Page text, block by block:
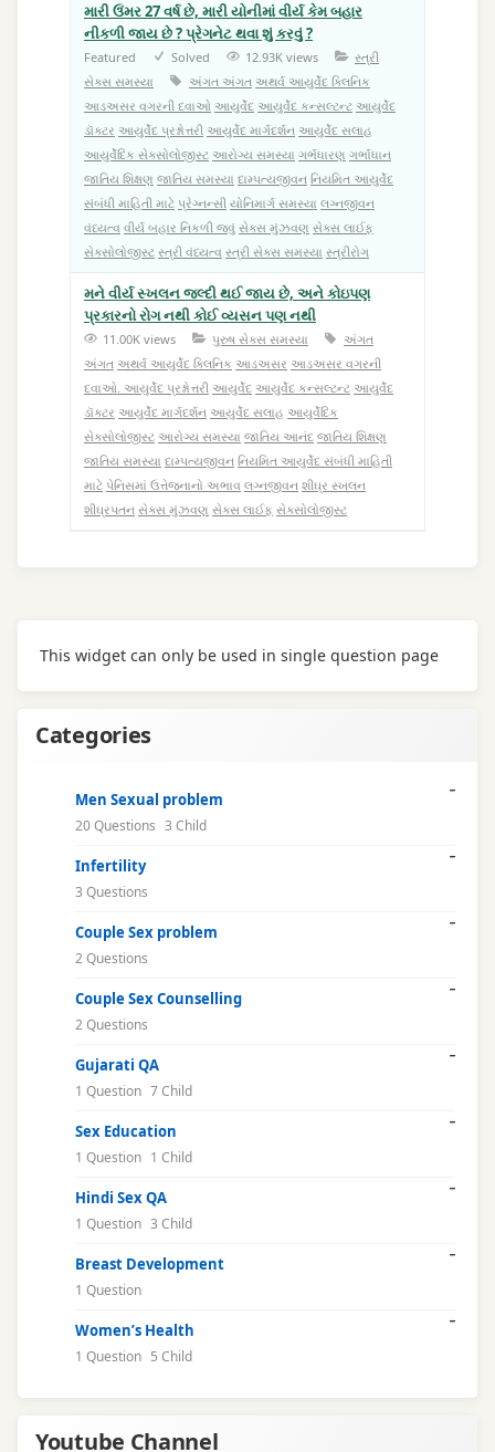
મારી ઉંમર 27 વર્ષ છે, મારી યોનીમાં વીર્ય કેમ બહાર
નીકળી જાય છે ? પ્રેગનેટ થવા શું કરવું ?
Featured Solved 12.93K views
સ્ત્રી
સેક્સ સમસ્યા
અંગત અંગત અથર્વ આયુર્વેદ ક્લિનિક
આડઅસર વગરની દવાઓ આયુર્વેદ આયુર્વેદ કન્સલ્ટન્ટ આયુર્વેદ
ડૉક્ટર આયુર્વેદ પ્રશ્નોત્તરી આયુર્વેદ માર્ગદર્શન આયુર્વેદ સલાહ
આયુર્વેદિક સેક્સોલોજીસ્ટ આરોગ્ય સમસ્યા ગર્ભધારણ ગર્ભાધાન
જાતિય શિક્ષણ જાતિય સમસ્યા દામ્પત્યજીવન નિયમિત આયુર્વેદ
સંબંધી માહિતી માટે પ્રેગ્નન્સી યોનિમાર્ગ સમસ્યા લગ્નજીવન
વંધ્યત્વ વીર્ય બહાર નિકળી જવું સેક્સ મુંઝવણ સેક્સ લાઈફ
સેક્સોલોજીસ્ટ સ્ત્રી વંધ્યત્વ સ્ત્રી સેક્સ સમસ્યા સ્ત્રીરોગ
મને વીર્ય સ્ખલન જલ્દી થઈ જાય છે, અને કોઇપણ
પ્રકારનો રોગ નથી કોઈ વ્યસન પણ નથી
11.00K views પુરુષ સેક્સ સમસ્યા
અંગત
અંગત અથર્વ આયુર્વેદ ક્લિનિક આડઅસર આડઅસર વગરની
દવાઓ. આયુર્વેદ પ્રશ્નોત્તરી આયુર્વેદ આયુર્વેદ કન્સલ્ટન્ટ આયુર્વેદ
ડૉક્ટર આયુર્વેદ માર્ગદર્શન આયુર્વેદ સલાહ આયુર્વેદિક
સેક્સોલોજીસ્ટ આરોગ્ય સમસ્યા જાતિય આનંદ જાતિય શિક્ષણ
જાતિય સમસ્યા દામ્પત્યજીવન નિયમિત આયુર્વેદ સંબંધી માહિતી
માટે પેનિસમાં ઉત્તેજનાનો અભાવ લગ્નજીવન શીઘ્ર સ્ખલન
શીઘ્રપતન સેક્સ મુંઝવણ સેક્સ લાઈફ સેક્સોલોજીસ્ટ
This widget can only be used in single question page
Categories
Men Sexual problem
20 Questions 3 Child
Infertility
3 Questions
Couple Sex problem
2 Questions
Couple Sex Counselling
2 Questions
Gujarati QA
1 Question 7 Child
Sex Education
1 Question 1 Child
Hindi Sex QA
1 Question 3 Child
Breast Development
1 Question
Women’s Health
1 Question 5 Child
Youtube Channel